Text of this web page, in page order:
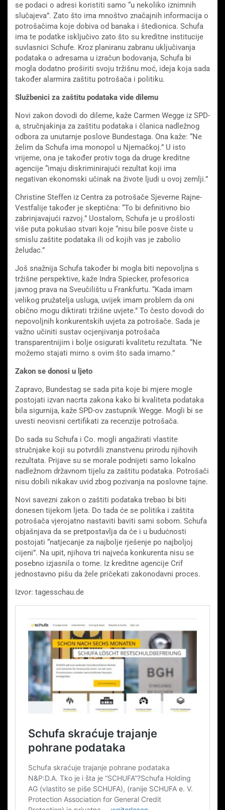
se podaci o adresi koristiti samo “u nekoliko iznimnih
slučajeva”. Zato što ima mnoštvo značajnih informacija o
potrošačima koje dobiva od banaka i štedionica. Schufa
ima te podatke isključivo zato što su kreditne institucije
suvlasnici Schufe. Kroz planiranu zabranu uključivanja
podataka o adresama u izračun bodovanja, Schufa bi
mogla dodatno proširiti svoju tržišnu moć, ideja koja sada
također alarmira zaštitu potrošača i politiku.
Službenici za zaštitu podataka vide dilemu
Novi zakon dovodi do dileme, kaže Carmen Wegge iz SPD-
a, stručnjakinja za zaštitu podataka i članica nadležnog
odbora za unutarnje poslove Bundestaga. Ona kaže: “Ne
želim da Schufa ima monopol u Njemačkoj.” U isto
vrijeme, ona je također protiv toga da druge kreditne
agencije “imaju diskriminirajući rezultat koji ima
negativan ekonomski učinak na živote ljudi u ovoj zemlji.”
Christine Steffen iz Centra za potrošače Sjeverne Rajne-
Vestfalije također je skeptična: “To bi definitivno bio
zabrinjavajući razvoj.” Uostalom, Schufa je u prošlosti
više puta pokušao stvari koje “nisu bile posve čiste u
smislu zaštite podataka ili od kojih vas je zabolio
želudac.”
Još snažnija Schufa također bi mogla biti nepovoljna s
tržišne perspektive, kaže Indra Spiecker, profesorica
javnog prava na Sveučilištu u Frankfurtu. “Kada imam
velikog pružatelja usluga, uvijek imam problem da oni
obično mogu diktirati tržišne uvjete.” To često dovodi do
nepovoljnih konkurentskih uvjeta za potrošače. Sada je
važno učiniti sustav ocjenjivanja potrošača
transparentnijim i bolje osigurati kvalitetu rezultata. “Ne
možemo stajati mirno s ovim što sada imamo.”
Zakon se donosi u ljeto
Zapravo, Bundestag se sada pita koje bi mjere mogle
postojati izvan nacrta zakona kako bi kvaliteta podataka
bila sigurnija, kaže SPD-ov zastupnik Wegge. Mogli bi se
uvesti neovisni certifikati za recenzije potrošača.
Do sada su Schufa i Co. mogli angažirati vlastite
stručnjake koji su potvrdili znanstvenu prirodu njihovih
rezultata. Prijave su se morale podnijeti samo lokalno
nadležnom državnom tijelu za zaštitu podataka. Potrošači
nisu dobili nikakav uvid zbog pozivanja na poslovne tajne.
Novi savezni zakon o zaštiti podataka trebao bi biti
donesen tijekom ljeta. Do tada će se politika i zaštita
potrošača vjerojatno nastaviti baviti sami sobom. Schufa
objašnjava da se pretpostavlja da će i u budućnosti
postojati “natjecanje za najbolje rješenje po najboljoj
cijeni”. Na upit, njihova tri najveća konkurenta nisu se
posebno izjasnila o tome. Iz kreditne agencije Crif
jednostavno pišu da žele pričekati zakonodavni proces.
Izvor: tagesschau.de